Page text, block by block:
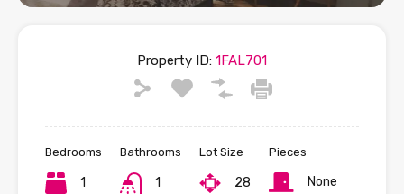
Property ID: 1FAL701
Bedrooms
1
Bathrooms
1
Lot Size
28
Pieces
None